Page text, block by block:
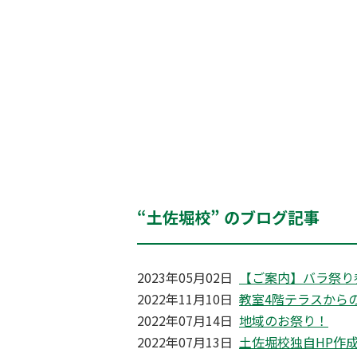
“土佐堀校” のブログ記事
2023年05月02日
【ご案内】バラ祭
2022年11月10日 教室4階テラスから
2022年07月14日 地域のお祭り！
2022年07月13日 土佐堀校独自HP作